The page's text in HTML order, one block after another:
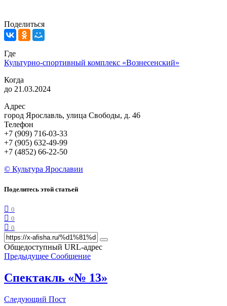
Поделиться
Где
Культурно-спортивный комплекс «Вознесенский»
Когда
до 21.03.2024
Адрес
город Ярославль, улица Свободы, д. 46
Телефон
+7 (909) 716-03-33
+7 (905) 632-49-99
+7 (4852) 66-22-50
© Культура Ярославии
Поделитесь этой статьей
0
0
0
Общедоступный URL-адрес
Предыдущее Сообщение
Спектакль «№ 13»
Следующий Пост